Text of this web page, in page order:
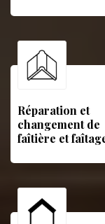
Réparation et
changement de
faîtière et